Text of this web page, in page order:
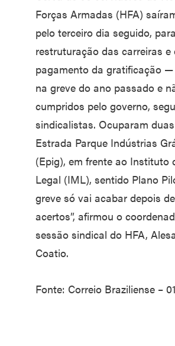
Forças Armadas (HFA)
pelo terceiro dia seguido,
restruturação das carreiras e
pagamento da gratificação
na greve do ano passado e
cumpridos pelo governo,
sindicalistas. Ocuparam
Estrada Parque Indústrias
(Epig), em frente ao Instituto
Legal (IML), sentido Plano
greve só vai acabar depois
acertos”, afirmou o
sessão sindical do HFA,
Coatio.
Fonte: Correio Braziliense –